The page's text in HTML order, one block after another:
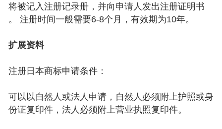
将被记入注册记录册，并向申请人发出注册证明书
。 注册时间一般需要6-8个月，有效期为10年。
扩展资料
注册日本商标申请条件：
可以以自然人或法人申请，自然人必须附上护照或身
份证复印件，法人必须附上营业执照复印件。